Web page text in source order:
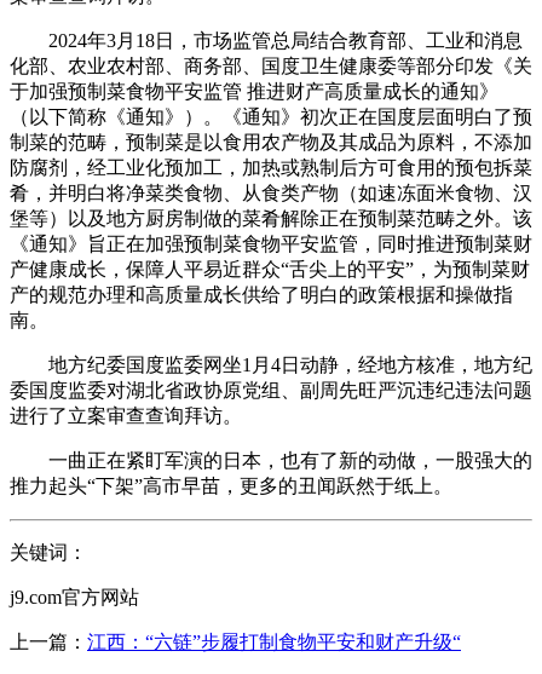
2024年3月18日，市场监管总局结合教育部、工业和消息
化部、农业农村部、商务部、国度卫生健康委等部分印发《关
于加强预制菜食物平安监管 推进财产高质量成长的通知》
（以下简称《通知》）。《通知》初次正在国度层面明白了预
制菜的范畴，预制菜是以食用农产物及其成品为原料，不添加
防腐剂，经工业化预加工，加热或熟制后方可食用的预包拆菜
肴，并明白将净菜类食物、从食类产物（如速冻面米食物、汉
堡等）以及地方厨房制做的菜肴解除正在预制菜范畴之外。该
《通知》旨正在加强预制菜食物平安监管，同时推进预制菜财
产健康成长，保障人平易近群众“舌尖上的平安”，为预制菜财
产的规范办理和高质量成长供给了明白的政策根据和操做指
南。
地方纪委国度监委网坐1月4日动静，经地方核准，地方纪
委国度监委对湖北省政协原党组、副周先旺严沉违纪违法问题
进行了立案审查查询拜访。
一曲正在紧盯军演的日本，也有了新的动做，一股强大的
推力起头“下架”高市早苗，更多的丑闻跃然于纸上。
关键词：
j9.com官方网站
上一篇： 江西：“六链”步履打制食物平安和财产升级“